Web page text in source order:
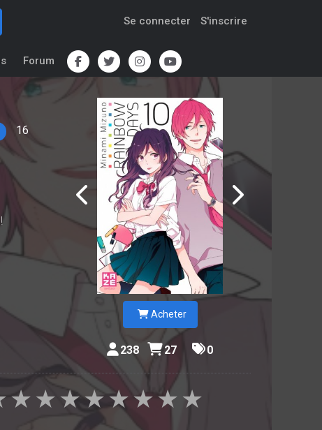
Se connecter S'inscrire
Forum
16
et
Acheter
238 27 0
★
★
★
★
★
★
★
★